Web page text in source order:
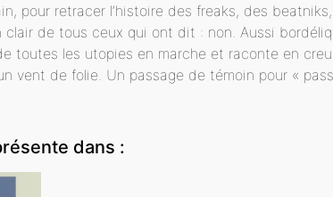
pour retracer l’histoire des freaks, des
clair de tous ceux qui ont dit : non. Aussi
toutes les utopies en marche et raconte en
vent de folie. Un passage de témoin pour «
dans :